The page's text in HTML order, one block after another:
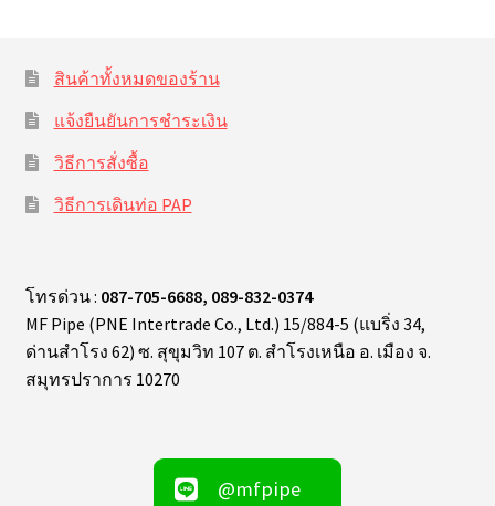
สินค้าทั้งหมดของร้าน
แจ้งยืนยันการชำระเงิน
วิธีการสั่งซื้อ
วิธีการเดินท่อ PAP
โทรด่วน : 087-705-6688, 089-832-0374
MF Pipe (PNE Intertrade Co., Ltd.) 15/884-5 (แบริ่ง 34,
ด่านสำโรง 62) ซ. สุขุมวิท 107 ต. สำโรงเหนือ อ. เมือง จ.
สมุทรปราการ 10270
@mfpipe